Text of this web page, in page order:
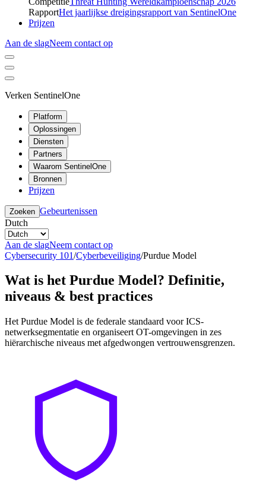
RapportHet jaarlijkse dreigingsrapport van SentinelOne
Prijzen
Aan de slagNeem contact op
Verken SentinelOne
Platform
Oplossingen
Diensten
Partners
Waarom SentinelOne
Bronnen
Prijzen
Zoeken Gebeurtenissen
Dutch
Aan de slagNeem contact op
Cybersecurity 101/Cyberbeveiliging/Purdue Model
Wat is het Purdue Model? Definitie,
niveaus & best practices
Het Purdue Model is de federale standaard voor ICS-
netwerksegmentatie en organiseert OT-omgevingen in zes
hiërarchische niveaus met afgedwongen vertrouwensgrenzen.